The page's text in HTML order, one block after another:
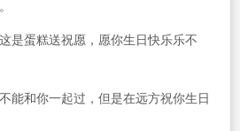
是蛋糕送祝愿，愿你生日快乐乐不
能和你一起过，但是在远方祝你生日